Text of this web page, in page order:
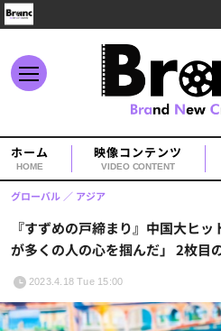
ホーム
HOME
映像コンテンツ
VIDEO CONTENT
『すずめの戸締まり』中国大ヒ
が多くの人の心を掴んだ」 2枚目
グローバル アジア
2023.4.18 Tue 15:00